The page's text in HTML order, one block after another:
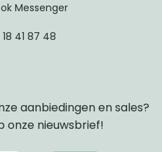
Messenger
18 41 87 48
aanbiedingen en sales?
onze nieuwsbrief!